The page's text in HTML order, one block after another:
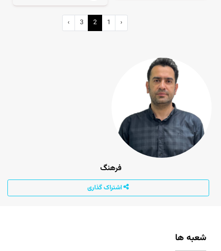
‹
1
2
3
›
فرهنگ
اشتراک گذاری
شعبه ها